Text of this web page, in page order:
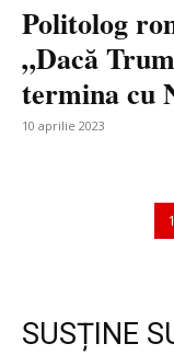
Politolog
„Dacă
termina cu
10 aprilie 2023
1
SUSȚINE